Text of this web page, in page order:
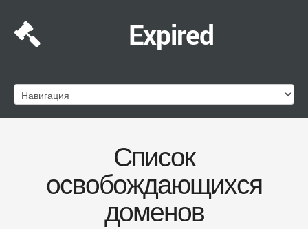
Expired
Список
освобождающихся
доменов